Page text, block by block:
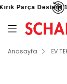
Parça Desteği
Anasayfa EV